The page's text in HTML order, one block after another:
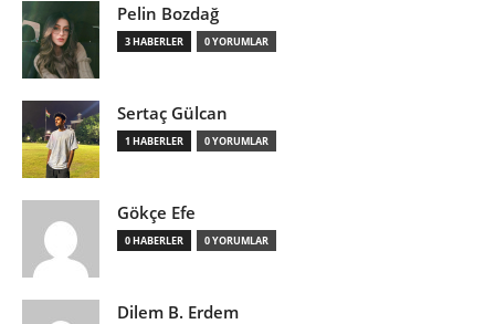
Pelin Bozdağ
3 HABERLER 0 YORUMLAR
Sertaç Gülcan
1 HABERLER 0 YORUMLAR
Gökçe Efe
0 HABERLER 0 YORUMLAR
Dilem B. Erdem